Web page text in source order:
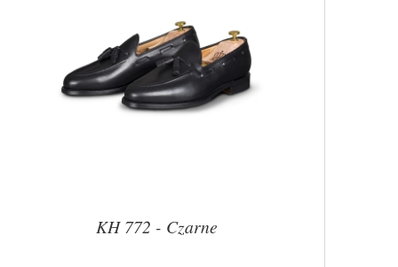
KH 772 - Czarne